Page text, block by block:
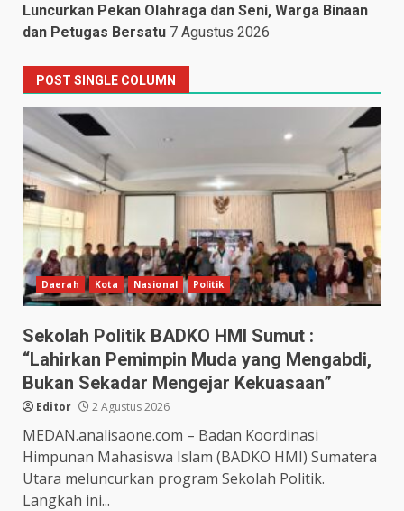
Luncurkan Pekan Olahraga dan Seni, Warga Binaan
dan Petugas Bersatu 7 Agustus 2026
POST SINGLE COLUMN
Daerah Kota Nasional Politik
Sekolah Politik BADKO HMI Sumut :
“Lahirkan Pemimpin Muda yang Mengabdi,
Bukan Sekadar Mengejar Kekuasaan”
Editor 2 Agustus 2026
MEDAN.analisaone.com – Badan Koordinasi
Himpunan Mahasiswa Islam (BADKO HMI) Sumatera
Utara meluncurkan program Sekolah Politik.
Langkah ini...